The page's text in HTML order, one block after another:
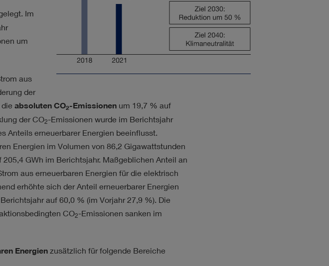
Im
um
aus
der
absoluten CO2-Emissionenum 19,7 % auf
der CO2-Emissionen wurde im Berichtsjahr
Anteils erneuerbarer Energien beeinflusst.
Energien im Volumen von 86,2 Gigawattstunden
GWh im Berichtsjahr. Maßgeblichen Anteil an
aus erneuerbaren Energien für die elektrisch
erhöhte sich der Anteil erneuerbarer Energien
auf 60,0 % (im Vorjahr 27,9 %). Die
CO2-Emissionen sanken im
Energienzusätzlich für folgende Bereiche